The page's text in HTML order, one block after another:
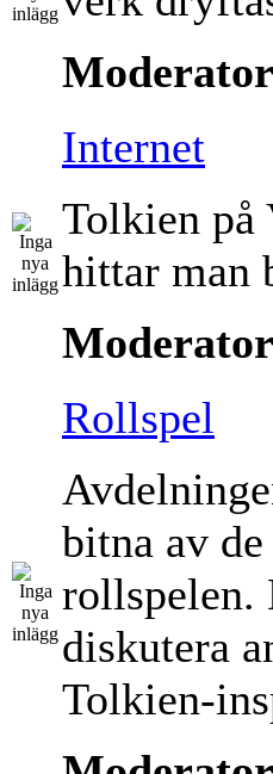
Internet
Tolkien på
hittar man
Rollspel
bitna av
rollspelen.
diskutera
Tolkien-